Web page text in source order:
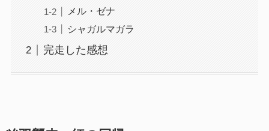
メル・ゼナ
シャガルマガラ
完走した感想